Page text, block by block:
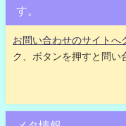
す。
お問い合わせのサイトへ
ク、ボタンを押すと問い